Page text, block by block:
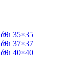
35×35
37×37
40×40